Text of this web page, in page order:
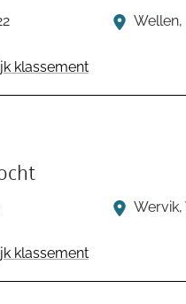
klassement
klassement